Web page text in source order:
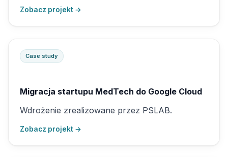
Zobacz projekt →
Case study
Migracja startupu MedTech do Google Cloud
Wdrożenie zrealizowane przez PSLAB.
Zobacz projekt →